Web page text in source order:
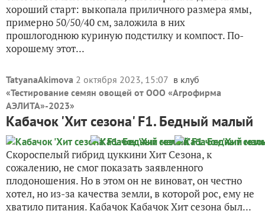
хороший старт: выкопала приличного размера ямы,
примерно 50/50/40 см, заложила в них
прошлогоднюю куриную подстилку и компост. По-
хорошему этот...
TatyanaAkimova 2 октября 2023, 15:07 в клуб
«Тестирование семян овощей от ООО «Агрофирма
АЭЛИТА»-2023»
Кабачок 'Хит сезона' F1. Бедный малый
Скороспелый гибрид цуккини Хит Сезона, к
сожалению, не смог показать заявленного
плодоношения. Но в этом он не виноват, он честно
хотел, но из-за качества земли, в которой рос, ему не
хватило питания. Кабачок Кабачок Хит сезона был...